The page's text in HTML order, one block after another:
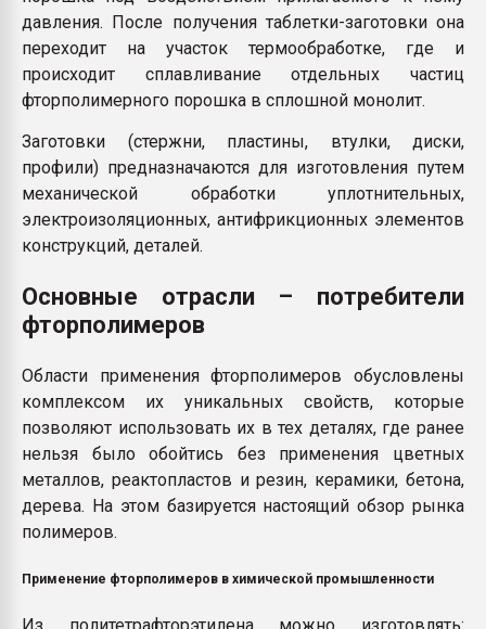
давления. После получения таблетки-заготовки она
переходит на участок термообработке, где и
происходит сплавливание отдельных частиц
фторполимерного порошка в сплошной монолит.
Заготовки (стержни, пластины, втулки, диски,
профили) предназначаются для изготовления путем
механической обработки уплотнительных,
электроизоляционных, антифрикционных элементов
конструкций, деталей.
Основные отрасли – потребители
фторполимеров
Области применения фторполимеров обусловлены
комплексом их уникальных свойств, которые
позволяют использовать их в тех деталях, где ранее
нельзя было обойтись без применения цветных
металлов, реактопластов и резин, керамики, бетона,
дерева. На этом базируется настоящий обзор рынка
полимеров.
Применение фторполимеров в химической промышленности